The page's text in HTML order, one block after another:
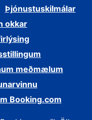
Þjónustuskilmálar
okkar
meðmælum
Booking.com